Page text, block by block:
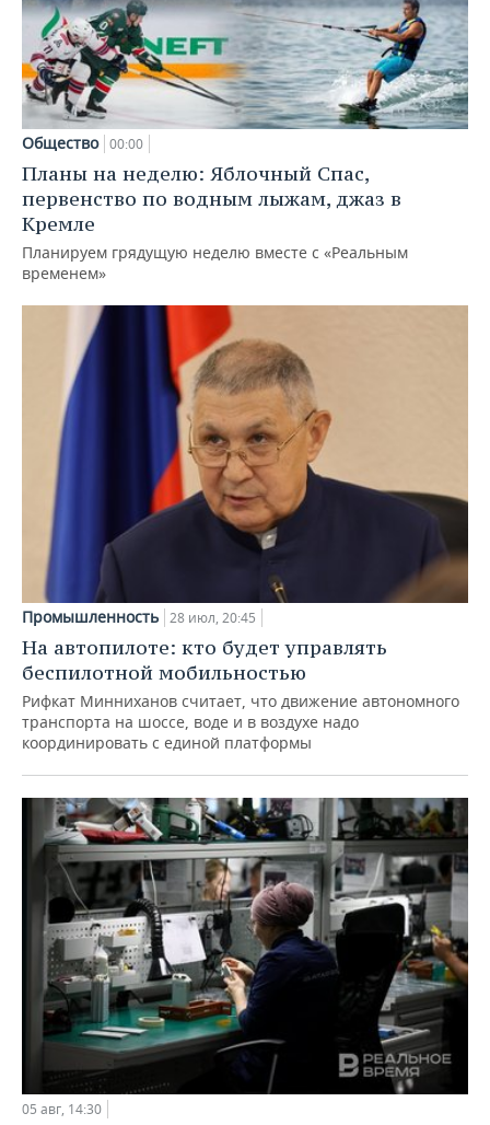
Общество 00:00
Планы на неделю: Яблочный Спас,
первенство по водным лыжам, джаз в
Кремле
Планируем грядущую неделю вместе с «Реальным
временем»
Промышленность 28 июл, 20:45
На автопилоте: кто будет управлять
беспилотной мобильностью
Рифкат Минниханов считает, что движение автономного
транспорта на шоссе, воде и в воздухе надо
координировать с единой платформы
05 авг, 14:30